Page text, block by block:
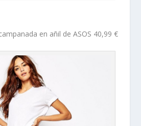
en añil de ASOS 40,99 €